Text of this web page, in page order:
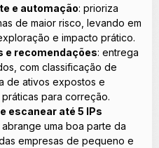
e automação: prioriza
de maior risco, levando em
e impacto prático.
e recomendações: entrega
com classificação de
de ativos expostos e
para correção.
escanear até 5 IPs
abrange uma boa parte da
empresas de pequeno e